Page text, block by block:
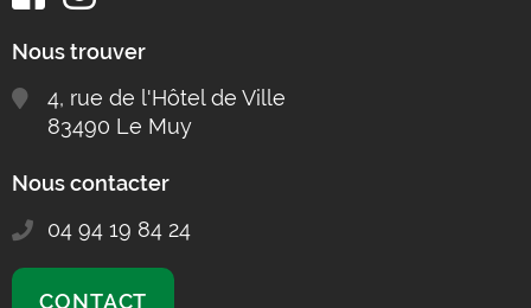
Nous trouver
4, rue de l'Hôtel de Ville
83490 Le Muy
Nous contacter
04 94 19 84 24
CONTACT